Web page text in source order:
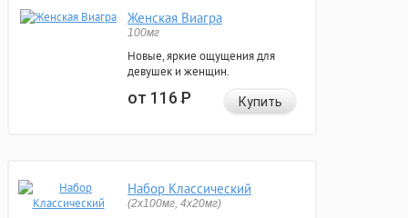
Женская Виагра
100мг
Новые, яркие ощущения для
девушек и женщин.
от 116Р Купить
Набор Классический
(2x100мг, 4x20мг)